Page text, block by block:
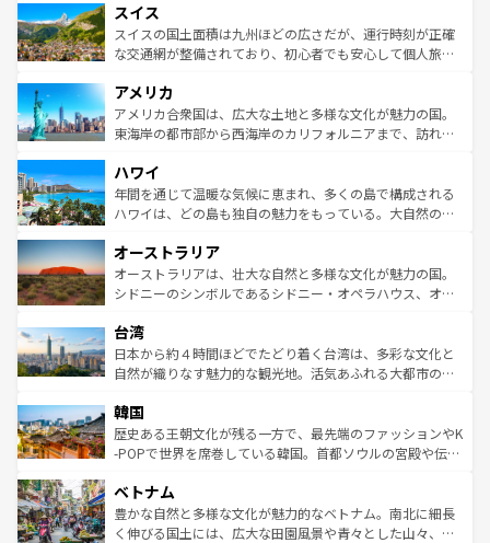
れる地方に足を運ぶとそれぞれで全く異なる文化を体験で
きるだろう。 なお、新着のフランス情報はコンテンツ一覧
を参照してほしい。
は、お酒好きな人にはぜひ体験してほしい。 なお、新着の
ドイツ情報はコンテンツ一覧を参照してほしい。
リアごとに異なる魅力がある。また、優雅なアフタヌーン
ティー、ビール好きにはたまらない英国パブ、サッカー観
戦など、本場だからこそできる体験も豊富。イギリスを旅
ンツ一覧を参照してほしい。
スイス
スイスの国土面積は九州ほどの広さだが、運行時刻が正確
な交通網が整備されており、初心者でも安心して個人旅行
の建物がそのまま残る町や、スイスならではのユニークな
博物館もあり、アルプス観光だけでなく町歩きも満喫する
ことができる。国民の所得が高いため物価も高いが、旅行
ば市内交通費無料で観光を楽しむこともできる。 なお、新
着のスイス情報はコンテンツ一覧 を参照してほしい。
アメリカ
アメリカ合衆国は、広大な土地と多様な文化が魅力の国。
東海岸の都市部から西海岸のカリフォルニアまで、訪れる
のような巨大都市は、観光、ショッピング、エンターテイ
ンメントが詰まった刺激的なスポットだ。一方、アメリカ
西部には大自然が広がり、グランドキャニオンやイエロー
部のニューオーリンズでは、音楽と美食が融合した独特の
文化が魅力。旅行者はアメリカの各地域で異なる魅力を楽
しみながら、その多様性と豊かな歴史を感じることができ
ならではの贅沢な旅のスタイルだ。 なお、新着のアメリカ
情報はコンテンツ一覧を参照してほしい。
ハワイ
年間を通じて温暖な気候に恵まれ、多くの島で構成される
ハワイは、どの島も独自の魅力をもっている。大自然の神
ワイ島は見逃せない。また、定番の観光地といえばオアフ
島だが、静かな自然を求めるならマウイ島やカウアイ島が
おすすめ。エメラルドグリーンに輝く海をはじめ、豊かな
れるおもてなしの心で訪れる人々を迎えてくれるハワイの
人々、おいしいローカルフードやハワイアンミュージッ
ク、伝統的なフラダンスなど、すべてがハワイの魅力を彩
ワイを、存分に味わってほしい。 なお、新着のハワイ情報
はコンテンツ一覧を参照してほしい。
オーストラリア
オーストラリアは、壮大な自然と多様な文化が魅力の国。
シドニーのシンボルであるシドニー・オペラハウス、オー
リアリーフや大陸中央部にそびえるウルル（エアーズロッ
ク）、タスマニアの美しい原生林やケアンズの熱帯雨林な
ど、見どころがたくさん。また、カフェやワイン、オージ
いる。アクティビティも充実しており、サーフィンやダイ
ビング、ハイキングなど、アウトドア好きにはたまらな
い。オーストラリアの多彩な魅力を存分に味わいつくそ
参照してほしい。
台湾
日本から約４時間ほどでたどり着く台湾は、多彩な文化と
自然が織りなす魅力的な観光地。活気あふれる大都市の台
ン）、静ひつな山岳地帯である台湾東部など、都市の喧騒
と山間の静けさが共存しており、訪れる人に新しい発見と
驚きをもたらしてくれる。また、奥深い台湾の食文化も魅
容にもいいと評判のスイーツなど、バラエティ豊かな料理
が味わえる。 なお、新着の台湾情報は コンテンツ一覧を参
照してほしい。
韓国
歴史ある王朝文化が残る一方で、最先端のファッションやK
-POPで世界を席巻している韓国。首都ソウルの宮殿や伝統
き、地方に足を延ばせば四季折々の自然美を楽しむことが
できる。そして、キムチや焼肉、絶品のストリートフード
まで、さまざまな韓国料理が待っている。夜には、韓国な
ベトナム
豊かな自然と多様な文化が魅力的なベトナム。南北に細長
く伸びる国土には、広大な田園風景や青々とした山々、世